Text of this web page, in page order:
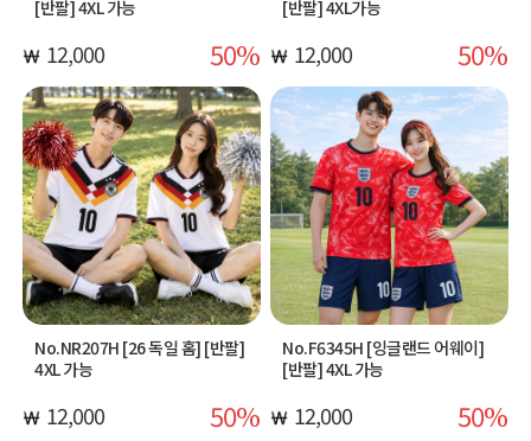
[반팔] 4XL 가능
12,000 50
[반팔] 4XL가능
12,000 50
No.NR207H [26 독일 홈] [반팔]
4XL 가능
12,000 50
No.F6345H [잉글랜드 어웨이]
[반팔] 4XL 가능
12,000 50